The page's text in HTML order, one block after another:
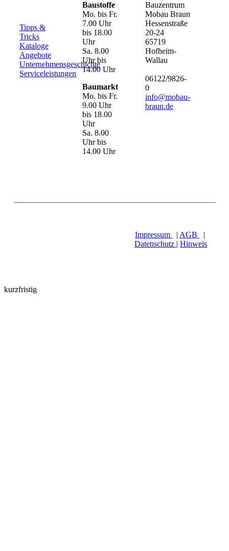
Tipps &
Tricks
Kataloge
Angebote
Unternehmensgeschichte
Serviceleistungen
Baustoffe
Mo. bis Fr.
7.00 Uhr
bis 18.00
Uhr
Sa. 8.00
Uhr bis
14.00 Uhr
Baumarkt
Mo. bis Fr.
9.00 Uhr
bis 18.00
Uhr
Sa. 8.00
Uhr bis
14.00 Uhr
Bauzentrum
Mobau Braun
Hessenstraße
20-24
65719
Hofheim-
Wallau
06122/9826-
0
info@mobau-
braun.de
Impressum | AGB
|
Datenschutz | Hinweis
kurzfristig